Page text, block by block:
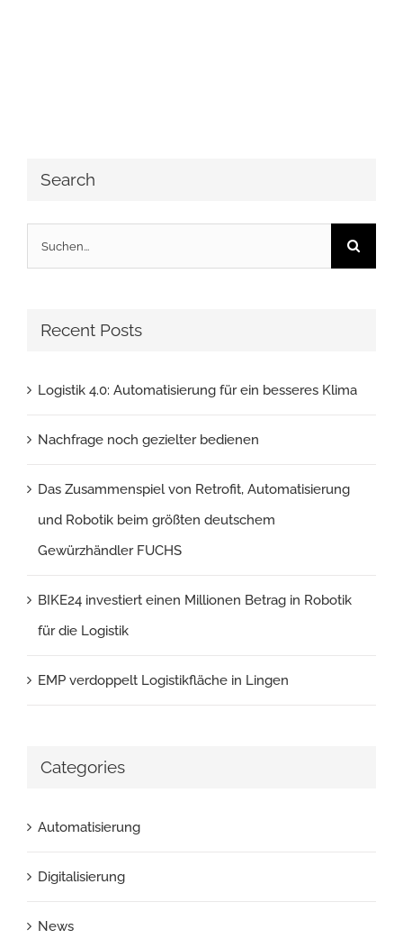
Search
Suche
nach:
Recent Posts
Logistik 4.0: Automatisierung für ein besseres Klima
Nachfrage noch gezielter bedienen
Das Zusammenspiel von Retrofit, Automatisierung
und Robotik beim größten deutschem
Gewürzhändler FUCHS
BIKE24 investiert einen Millionen Betrag in Robotik
für die Logistik
EMP verdoppelt Logistikfläche in Lingen
Categories
Automatisierung
Digitalisierung
News